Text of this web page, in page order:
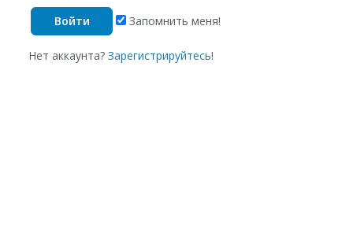
Запомнить меня!
Нет аккаунта? Зарегистрируйтесь!